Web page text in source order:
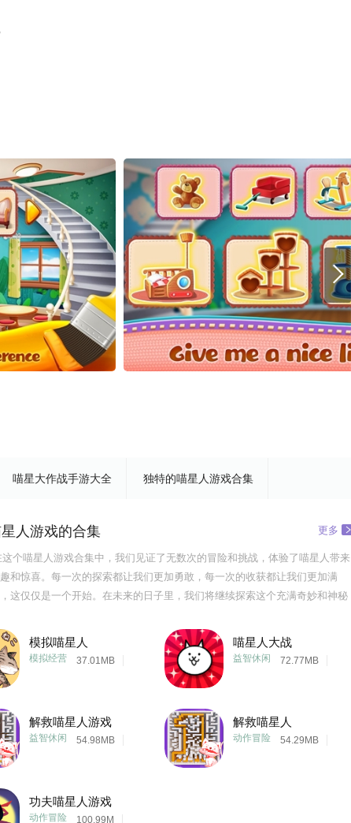
喵星大作战手游大全 独特的喵星人游戏合集
人游戏的合集 更多
这个喵星人游戏合集中，我们见证了无数次的冒险和挑战，体验了喵星人带来
和惊喜。每一次的探索都让我们更加勇敢，每一次的收获都让我们更加满
这仅仅是一个开始。在未来的日子里，我们将继续探索这个充满奇妙和神秘
同书写这个喵星人游戏合集的精彩篇章。无论你是新手还是老手，无论你是初
经验丰富，这里都是
模拟喵星人
37.01MB
模拟经营
喵星人大战
72.77MB
益智休闲
解救喵星人游戏
54.98MB
益智休闲
解救喵星人
54.29MB
动作冒险
功夫喵星人游戏
100.99M
动作冒险